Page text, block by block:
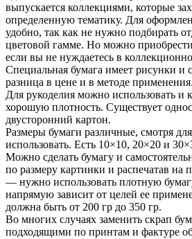
выпускается коллекциями, которые
определенную тематику. Для
удобно, так как не нужно подбирать
цветовой гамме. Но можно
если вы не нуждаетесь в
Специальная бумага имеет рисунки и
разница в цене и в методе применения.
Для рукоделия можно использовать и
хорошую плотность. Существует
двусторонний картон.
Размеры бумаги различные, смотря
использовать. Есть 10×10, 20×20 и
Можно сделать бумагу и
по размеру картинки и распечатав на
— нужно использовать плотную
напрямую зависит от целей ее
должна быть от 200 гр до 350 гр.
Во многих случаях заменить скрап
подходящими по принтам и фактуре